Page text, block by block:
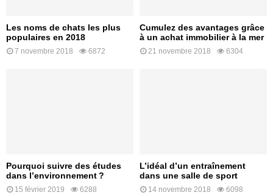
Les noms de chats les plus
populaires en 2018
7 novembre 2018 6872
Cumulez des avantages grâce
à un achat immobilier à la mer
21 novembre 2018 6304
Pourquoi suivre des études
dans l’environnement ?
15 février 2019 6288
L’idéal d’un entraînement
dans une salle de sport
14 novembre 2018 6098